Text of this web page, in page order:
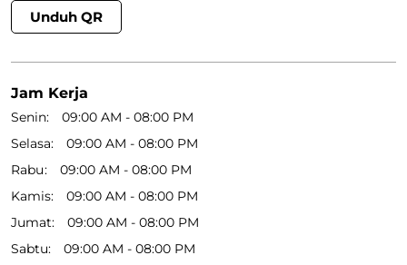
Kamis
09:00 AM - 08:00 PM
Jumat
09:00 AM - 08:00 PM
Sabtu
09:00 AM - 08:00 PM
Minggu
09:00 AM - 08:00 PM
Opsi Parkir
Free parking on site
Metode Pembayaran